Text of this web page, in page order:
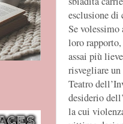
esclusione
Se
loro
assai più
risvegliare
Teatro
desiderio
la cui